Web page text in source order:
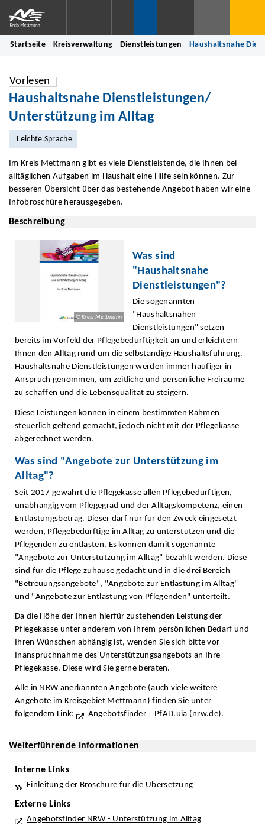
Startseite Kreisverwaltung Dienstleistungen Haushaltsnahe
Vorlesen
Haushaltsnahe Dienstleistungen/
Unterstützung im Alltag
Leichte Sprache
Im Kreis Mettmann gibt es viele Dienstleistende, die Ihnen bei
alltäglichen Aufgaben im Haushalt eine Hilfe sein können. Zur
besseren Übersicht über das bestehende Angebot haben wir eine
Infobroschüre herausgegeben.
Beschreibung
© Kreis Mettmann
Was sind
"Haushaltsnahe
Dienstleistungen"?
Die sogenannten
"Haushaltsnahen
Dienstleistungen" setzen
bereits im Vorfeld der Pflegebedürftigkeit an und erleichtern
Ihnen den Alltag rund um die selbständige Haushaltsführung.
Haushaltsnahe Dienstleistungen werden immer häufiger in
Anspruch genommen, um zeitliche und persönliche Freiräume
zu schaffen und die Lebensqualität zu steigern.
Diese Leistungen können in einem bestimmten Rahmen
steuerlich geltend gemacht, jedoch nicht mit der Pflegekasse
abgerechnet werden.
Was sind "Angebote zur Unterstützung im
Alltag"?
Seit 2017 gewährt die Pflegekasse allen Pflegebedürftigen,
unabhängig vom Pflegegrad und der Alltagskompetenz, einen
Entlastungsbetrag. Dieser darf nur für den Zweck eingesetzt
werden, Pflegebedürftige im Alltag zu unterstützen und die
Pflegenden zu entlasten. Es können damit sogenannte
"Angebote zur Unterstützung im Alltag" bezahlt werden. Diese
sind für die Pflege zuhause gedacht und in die drei Bereich
"Betreuungsangebote", "Angebote zur Entlastung im Alltag"
und "Angebote zur Entlastung von Pflegenden" unterteilt.
Da die Höhe der Ihnen hierfür zustehenden Leistung der
Pflegekasse unter anderem von Ihrem persönlichen Bedarf und
Ihren Wünschen abhängig ist, wenden Sie sich bitte vor
Inanspruchnahme des Unterstützungsangebots an Ihre
Pflegekasse. Diese wird Sie gerne beraten.
Alle in NRW anerkannten Angebote (auch viele weitere
Angebote im Kreisgebiet Mettmann) finden Sie unter
folgendem Link:
Angebotsfinder | PfAD.uia (nrw.de).
Weiterführende Informationen
Interne Links
Einleitung der Broschüre für die Übersetzung
Externe Links
Angebotsfinder NRW - Unterstützung im Alltag